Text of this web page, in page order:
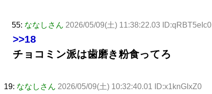
55: ななしさん 2026/05/09(土) 11:38:22.03 ID:qRBT5eIc0
>>18
チョコミン派は歯磨き粉食ってろ
19: ななしさん 2026/05/09(土) 10:32:40.01 ID:x1knGIxZ0